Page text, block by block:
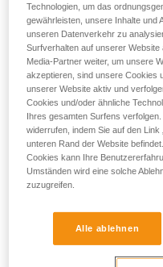
Kräfteverteilung:
Fixpunkten ist nicht
Die Installation muss
die gleichen Kräfte
belastet wird als die
die anderen Fixpunkte
Technologien, um das
gewährleisten, unsere Inhalte und
unseren Datenverkehr zu
Surfverhalten auf unserer
Media-Partner weiter, um unsere
akzeptieren, sind unsere Cookies
unserer Website aktiv und
Cookies und/oder ähnliche
Ihres gesamten Surfens
widerrufen, indem Sie auf den
unteren Rand der Website
Cookies kann Ihre
Umständen wird eine solche
zuzugreifen.
Alle ablehnen